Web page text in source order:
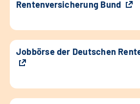
Rentenversicherung Bund
Jobbörse der Deutschen